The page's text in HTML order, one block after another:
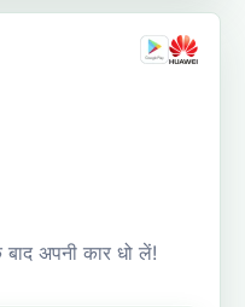
बाद अपनी कार धो लें!